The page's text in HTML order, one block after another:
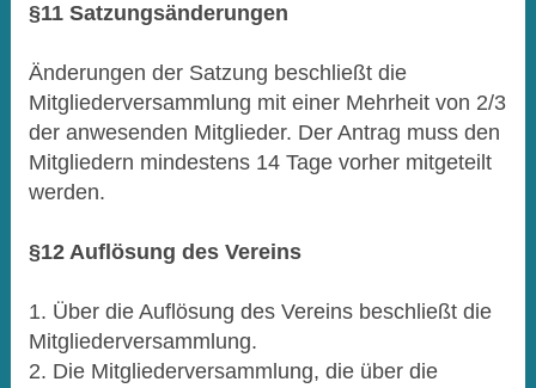
§11 Satzungsänderungen
Änderungen der Satzung beschließt die
Mitgliederversammlung mit einer Mehrheit von 2/3
der anwesenden Mitglieder. Der Antrag muss den
Mitgliedern mindestens 14 Tage vorher mitgeteilt
werden.
§12 Auflösung des Vereins
1. Über die Auflösung des Vereins beschließt die
Mitgliederversammlung.
2. Die Mitgliederversammlung, die über die